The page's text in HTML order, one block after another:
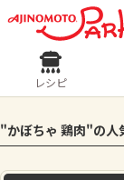
人気の食
レシピ
"かぼちゃ 鶏肉"の人